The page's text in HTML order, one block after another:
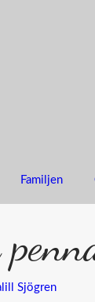
Familjen
Sjögren